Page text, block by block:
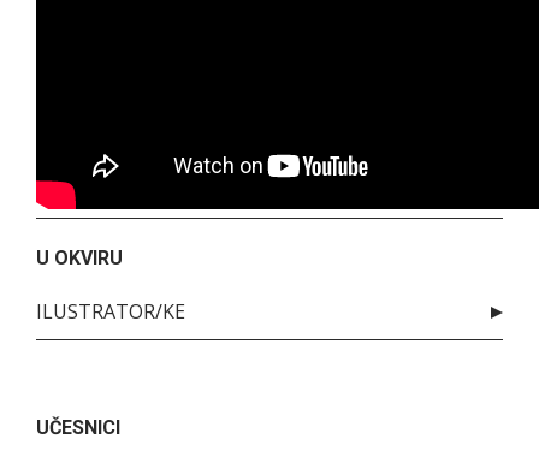
U OKVIRU
ILUSTRATOR/KE
UČESNICI